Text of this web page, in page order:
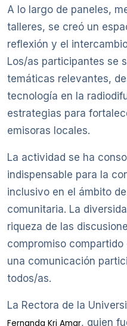
A lo largo de paneles,
talleres, se creó un
reflexión y el
Los/as participantes se
temáticas relevantes,
tecnología en la
estrategias para
emisoras locales.
La actividad se ha
indispensable para la
inclusivo en el ámbito
comunitaria. La
riqueza de las
compromiso
una comunicación
todos/as.
La Rectora de la
Fernanda Kri Amar, quien